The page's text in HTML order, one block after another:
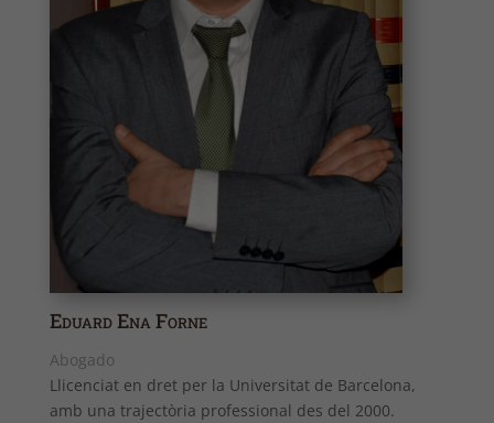
Eduard Ena Forne
Abogado
Llicenciat en dret per la Universitat de Barcelona,
amb una trajectòria professional des del 2000.